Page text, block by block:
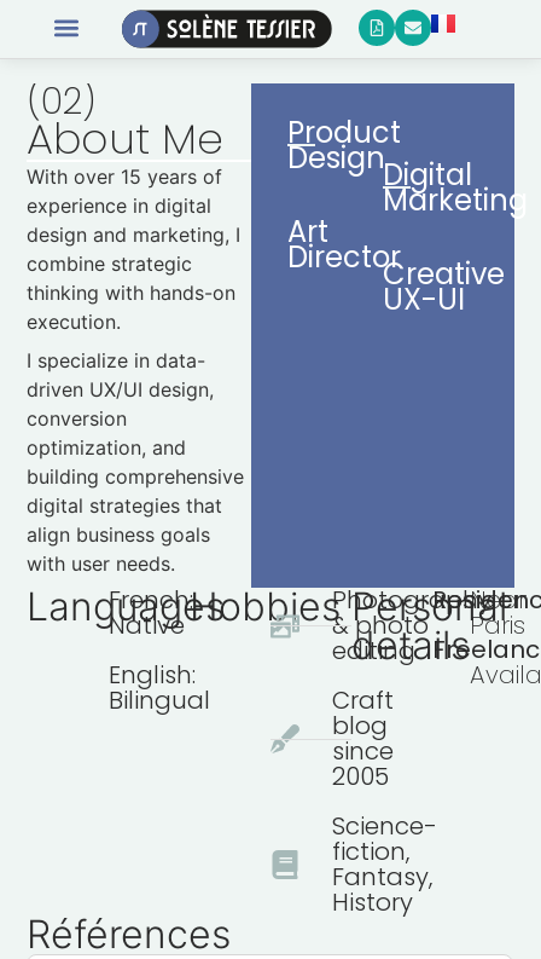
(02)
About Me
With over 15 years of
experience in digital
design and marketing, I
combine strategic
thinking with hands-on
execution.
I specialize in data-
driven UX/UI design,
conversion
optimization, and
building comprehensive
digital strategies that
align business goals
with user needs.
Product
Design
Art
Director
Digital
Marketing
Creative
UX-UI
Languages
French:
Native
English:
Bilingual
HobbiesPhotography
& photo
editing
Craft
blog
since
2005
Science-
fiction,
Fantasy,
History
Personal
details
Near
Paris
Références